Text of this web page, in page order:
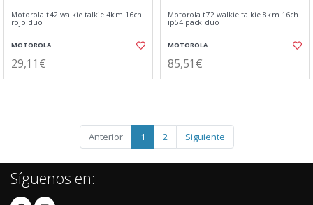
Motorola t42 walkie talkie 4km 16ch
rojo duo
MOTOROLA
29,11€
Motorola t72 walkie talkie 8km 16ch
ip54 pack duo
MOTOROLA
85,51€
Anterior 1 2 Siguiente
Síguenos en: